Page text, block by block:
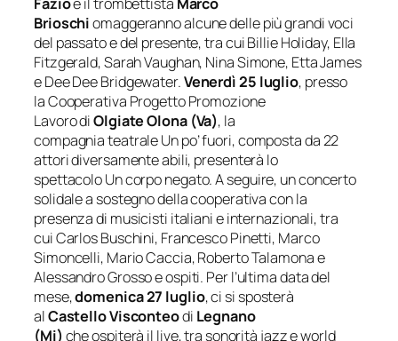
Brioschiomaggeranno alcune delle più grandi voci
del passato e del presente, tra cui Billie Holiday, Ella
Fitzgerald, Sarah Vaughan, Nina Simone, Etta James
e Dee Dee Bridgewater.Venerdì 25 luglio, presso
la Cooperativa Progetto Promozione
Lavoro diOlgiate Olona (Va), la
compagnia teatraleUn po’ fuori, composta da 22
attori diversamente abili, presenterà lo
spettacoloUn corpo negato. A seguire, un concerto
solidale a sostegno della cooperativa con la
presenza di musicisti italiani e internazionali, tra
cui Carlos Buschini, Francesco Pinetti, Marco
Simoncelli, Mario Caccia, Roberto Talamona e
Alessandro Grosso e ospiti. Per l’ultima data del
mese,domenica 27 luglio, ci si sposterà
alCastello Visconteodi Legnano
(Mi) che ospiterà il live, tra sonorità jazz e world